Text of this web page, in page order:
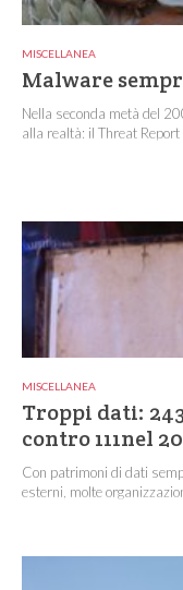
MISCELLANEA
Malware
Nella seconda metà del
alla realtà: il Threat Report
MISCELLANEA
Troppi dati:
contro 111nel
Con patrimoni di dati
esterni, molte